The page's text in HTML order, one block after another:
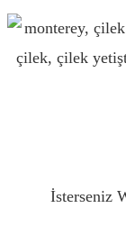
İsterseniz